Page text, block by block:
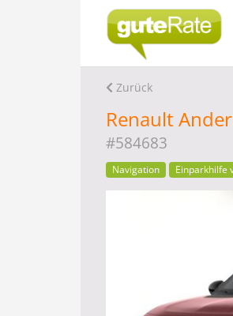
Zurück
Renault
#584683
Navigation Einparkhilfe